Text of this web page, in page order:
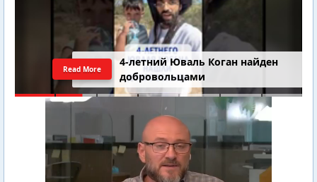
4-летний Юваль Коган найден
добровольцами
Read More